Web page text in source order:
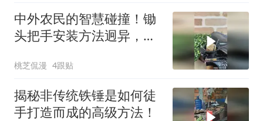
中外农民的智慧碰撞！锄
头把手安装方法迥异，哪
桃芝侃漫 4跟贴
揭秘非传统铁锤是如何徒
手打造而成的高级方法！